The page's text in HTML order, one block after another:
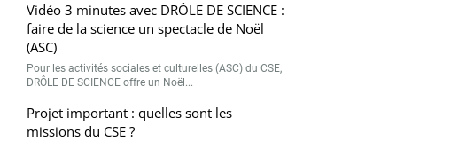
Vidéo 3 minutes avec DRÔLE DE SCIENCE :
faire de la science un spectacle de Noël
(ASC)
Pour les activités sociales et culturelles (ASC) du CSE,
DRÔLE DE SCIENCE offre un Noël...
Projet important : quelles sont les
missions du CSE ?